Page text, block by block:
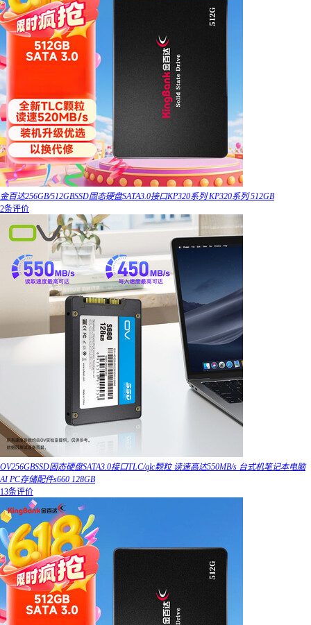
金百达256GB/512GBSSD固态硬盘SATA3.0接口KP320系列 KP320系列 512GB
2条评价
OV256GBSSD固态硬盘SATA3.0接口TLC/qlc颗粒 读速高达550MB/s 台式机笔记本电脑
AI PC存储配件s660 128GB
13条评价